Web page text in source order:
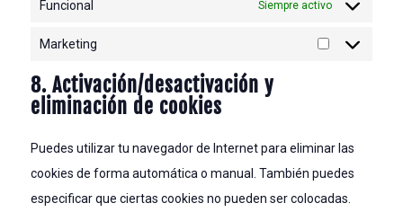
Funcional Siempre activo
Marketing
8. Activación/desactivación y
eliminación de cookies
Puedes utilizar tu navegador de Internet para eliminar las
cookies de forma automática o manual. También puedes
especificar que ciertas cookies no pueden ser colocadas.